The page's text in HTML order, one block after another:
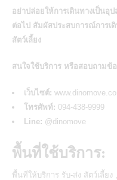
อย่าปล่อยให้การเดินทางเป็นอุ
ต่อไป สัมผัสประสบการณ์การเ
สัตว์เลี้ยง
สนใจใช้บริการ หรือสอบถามข้
เว็บไซต์:
โทรศัพท์: 094-438-9999
Line: @dinomove
พื้นที่ใช้บริการ:
พื้นที่ให้บริการ รับ-ส่ง สัตว์เลี้ยง